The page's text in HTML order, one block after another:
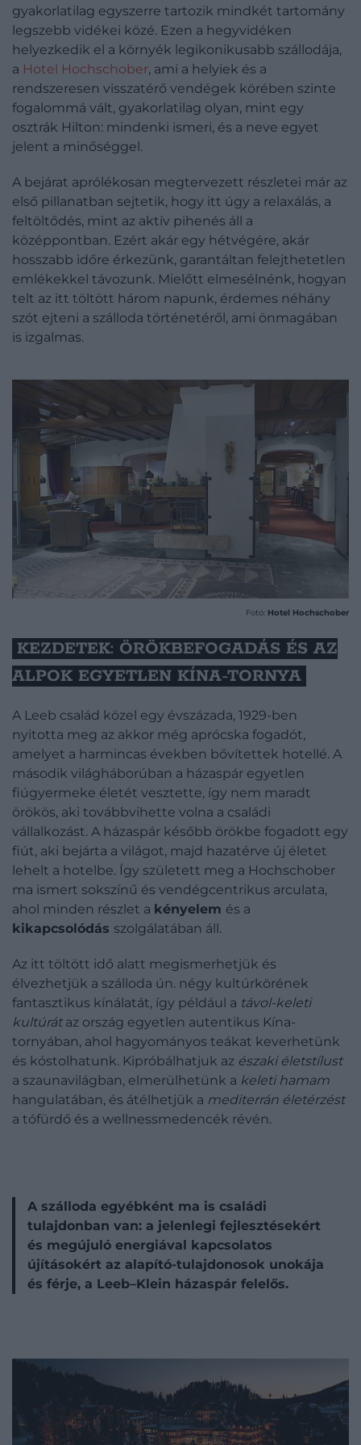
gyakorlatilag egyszerre tartozik mindkét tartomány
legszebb vidékei közé. Ezen a hegyvidéken
helyezkedik el a környék legikonikusabb szállodája,
a Hotel Hochschober, ami a helyiek és a
rendszeresen visszatérő vendégek körében szinte
fogalommá vált, gyakorlatilag olyan, mint egy
osztrák Hilton: mindenki ismeri, és a neve egyet
jelent a minőséggel.
A bejárat aprólékosan megtervezett részletei már az
első pillanatban sejtetik, hogy itt úgy a relaxálás, a
feltöltődés, mint az aktív pihenés áll a
középpontban. Ezért akár egy hétvégére, akár
hosszabb időre érkezünk, garantáltan felejthetetlen
emlékekkel távozunk. Mielőtt elmesélnénk, hogyan
telt az itt töltött három napunk, érdemes néhány
szót ejteni a szálloda történetéről, ami önmagában
is izgalmas.
Fotó: Hotel Hochschober
KEZDETEK: ÖRÖKBEFOGADÁS ÉS AZ
ALPOK EGYETLEN KÍNA-TORNYA
A Leeb család közel egy évszázada, 1929-ben
nyitotta meg az akkor még aprócska fogadót,
amelyet a harmincas években bővítettek hotellé. A
második világháborúban a házaspár egyetlen
fiúgyermeke életét vesztette, így nem maradt
örökös, aki továbbvihette volna a családi
vállalkozást. A házaspár később örökbe fogadott egy
fiút, aki bejárta a világot, majd hazatérve új életet
lehelt a hotelbe. Így született meg a Hochschober
ma ismert sokszínű és vendégcentrikus arculata,
ahol minden részlet a kényelem és a
kikapcsolódás szolgálatában áll.
Az itt töltött idő alatt megismerhetjük és
élvezhetjük a szálloda ún. négy kultúrkörének
fantasztikus kínálatát, így például a távol-keleti
kultúrátaz ország egyetlen autentikus Kína-
tornyában, ahol hagyományos teákat keverhetünk
és kóstolhatunk. Kipróbálhatjuk az északi életstílust
a szaunavilágban, elmerülhetünk a keleti hamam
hangulatában, és átélhetjük a mediterrán életérzést
a tófürdő és a wellnessmedencék révén.
A szálloda egyébként ma is családi
tulajdonban van: a jelenlegi fejlesztésekért
és megújuló energiával kapcsolatos
újításokért az alapító-tulajdonosok unokája
és férje, a Leeb–Klein házaspár felelős.